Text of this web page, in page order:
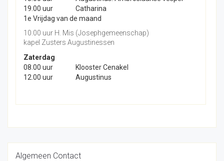
19.00 uur
Catharina
1e Vrijdag van de maand
10.00 uur H. Mis (Josephgemeenschap)
kapel Zusters Augustinessen
Zaterdag
08.00 uur
Klooster Cenakel
12.00 uur
Augustinus
Algemeen Contact